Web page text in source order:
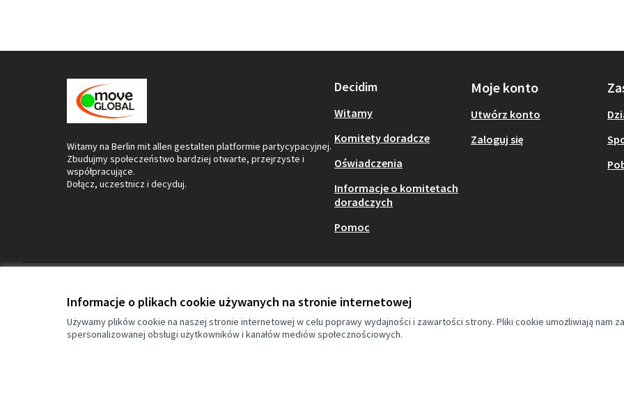
Informacje o plikach cookie używanych na stronie internetowej
Używamy plików cookie na naszej stronie internetowej w celu poprawy wydajności i zawartości strony. Pliki cookie umożliwiają nam
spersonalizowanej obsługi użytkowników i kanałów mediów społecznościowych.
Witamy na Berlin mit allen gestalten platformie partycypacyjnej.
Zbudujmy społeczeństwo bardziej otwarte, przejrzyste i
współpracujące.
Dołącz, uczestnicz i decyduj.
Decidim
Witamy
Komitety doradcze
Oświadczenia
Informacje o komitetach
doradczych
Pomoc
Moje konto
Utwórz konto
Zaloguj się